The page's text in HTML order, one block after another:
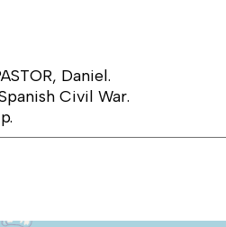
Daniel.
Civil War.